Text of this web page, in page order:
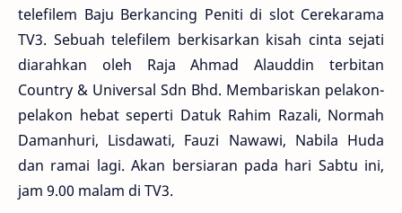
telefilem Baju Berkancing Peniti di slot Cerekarama
TV3. Sebuah telefilem berkisarkan kisah cinta sejati
diarahkan oleh Raja Ahmad Alauddin terbitan
Country & Universal Sdn Bhd. Membariskan pelakon-
pelakon hebat seperti Datuk Rahim Razali, Normah
Damanhuri, Lisdawati, Fauzi Nawawi, Nabila Huda
dan ramai lagi. Akan bersiaran pada hari Sabtu ini,
jam 9.00 malam di TV3.